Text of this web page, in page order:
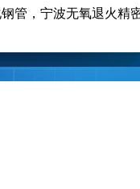
管，宁波无氧退火精